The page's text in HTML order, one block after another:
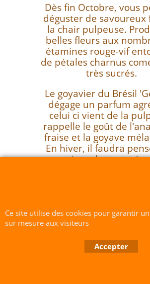
Dès fin Octobre, vous
déguster de savoureux
la chair pulpeuse.
belles fleurs aux
étamines rouge-vif
de pétales charnus
très sucrés.
Le goyavier du Brésil
dégage un parfum
celui ci vient de la
rappelle le goût de
fraise et la goyave
En hiver, il faudra
protéger des
418 288 023 00025 RCS : 418-288023 -
Ce site utilise des cookies pour garantir
sur mesure aux visiteurs
Accepter